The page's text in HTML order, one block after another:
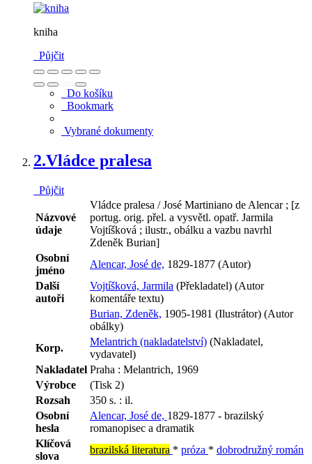
kniha
Půjčit
Do košíku
Bookmark
Vybrané dokumenty
2.Vládce pralesa
Půjčit
Názvové
údaje
Vládce pralesa / José Martiniano de Alencar ; [z
portug. orig. přel. a vysvětl. opatř. Jarmila
Vojtíšková ; ilustr., obálku a vazbu navrhl
Zdeněk Burian]
Osobní
jméno
Alencar, José de, 1829-1877 (Autor)
Další
autoři
Vojtíšková, Jarmila (Překladatel) (Autor
komentáře textu)
Burian, Zdeněk, 1905-1981 (Ilustrátor) (Autor
obálky)
Korp.
Melantrich (nakladatelství) (Nakladatel,
vydavatel)
Nakladatel Praha : Melantrich, 1969
Výrobce
(Tisk 2)
Rozsah
350 s. : il.
Osobní
hesla
Alencar, José de, 1829-1877 - brazilský
romanopisec a dramatik
Klíčová
slova
brazilská literatura * próza * dobrodružný román